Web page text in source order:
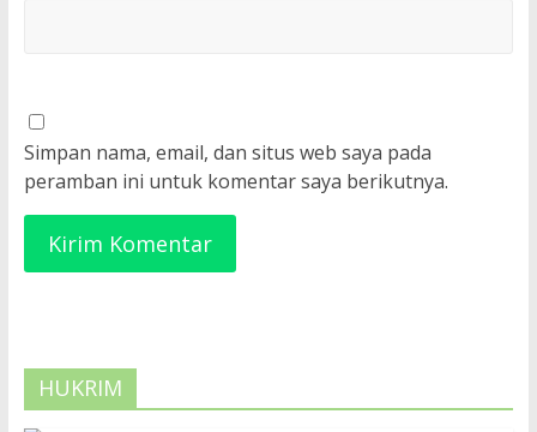
Simpan nama, email, dan situs web saya pada
peramban ini untuk komentar saya berikutnya.
HUKRIM